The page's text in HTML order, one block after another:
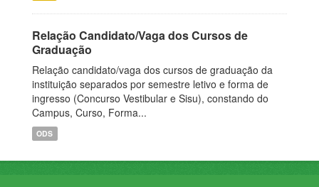
Relação Candidato/Vaga dos Cursos de
Graduação
Relação candidato/vaga dos cursos de graduação da
instituição separados por semestre letivo e forma de
ingresso (Concurso Vestibular e Sisu), constando do
Campus, Curso, Forma...
ODS